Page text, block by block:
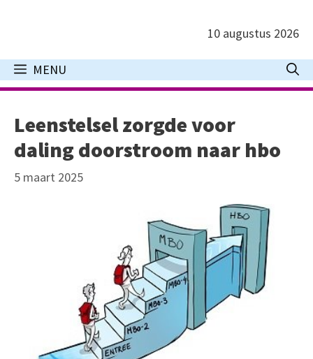
inhoud
10 augustus 2026
MENU
Leenstelsel zorgde voor
daling doorstroom naar hbo
5 maart 2025